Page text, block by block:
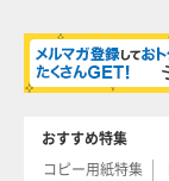
おすすめ特集
コピー用紙特集